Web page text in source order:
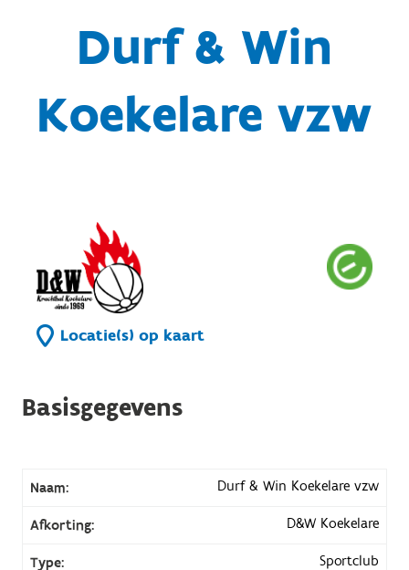
Durf & Win
Koekelare vzw
Locatie(s) op kaart
Basisgegevens
Naam: Durf & Win Koekelare vzw
Afkorting: D&W Koekelare
Type: Sportclub